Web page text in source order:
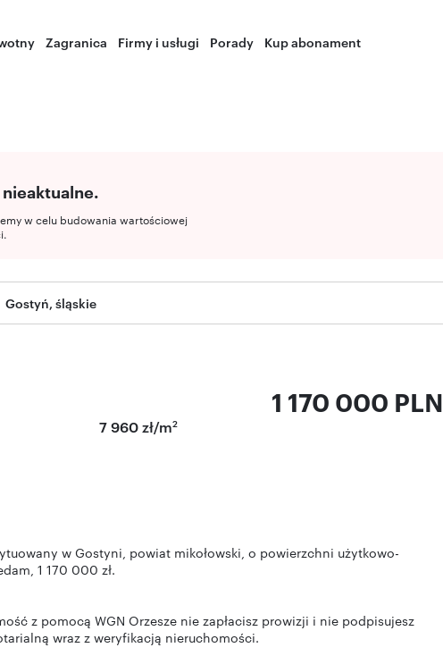
Zagranica Firmy i usługi Porady Kup abonament
nieaktualne.
w celu budowania wartościowej
Gostyń, śląskie
1 170 000 PLN
7 960 zł/m2
w Gostyni, powiat mikołowski, o powierzchni użytkowo-
1 170 000 zł.
z pomocą WGN Orzesze nie zapłacisz prowizji i nie podpisujesz
wraz z weryfikacją nieruchomości.